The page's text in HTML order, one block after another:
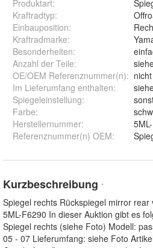
Produktart:
Kraftradtyp:
Einbauposition:
Kraftradmarke:
Besonderheiten:
Anzahl der Teile:
OE/OEM Referenznummer(n):
Im Lieferumfang enthalten:
Spiegeleinstellung:
Farbe:
Herstellernummer:
Referenznummer(n) OEM:
Kurzbeschreibung *
Spiegel rechts Rückspiegel mirror
5ML-F6290 In dieser Auktion gibt es
Spiegel rechts (siehe Foto) Modell:
05 - 07 Lieferumfang: siehe Foto